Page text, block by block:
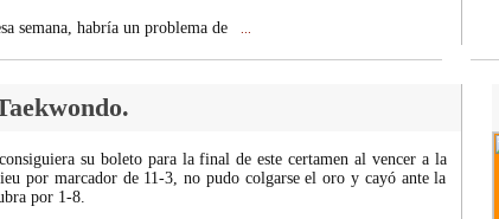
semana, habría un problema de
su boleto para la final de este certamen al vencer a la
por marcador de 11-3, no pudo colgarse el oro y cayó ante la
por 1-8.